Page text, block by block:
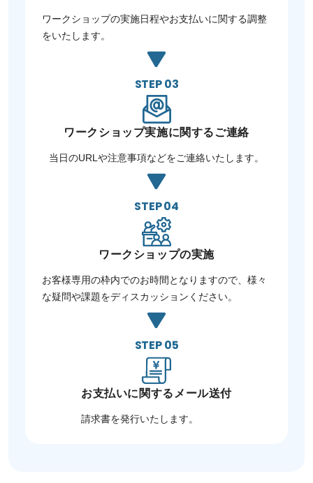
ワークショップの実施日程やお支払いに関する調整
をいたします。
STEP 03
ワークショップ実施に関するご連絡
当日のURLや注意事項などをご連絡いたします。
STEP 04
ワークショップの実施
お客様専用の枠内でのお時間となりますので、様々
な疑問や課題をディスカッションください。
STEP 05
お支払いに関する メール送付
請求書を発行いたします。